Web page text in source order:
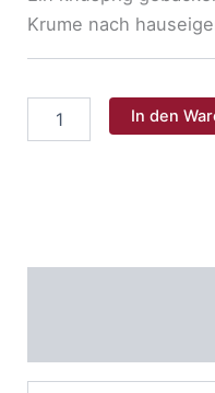
Krume nach
750g
In den